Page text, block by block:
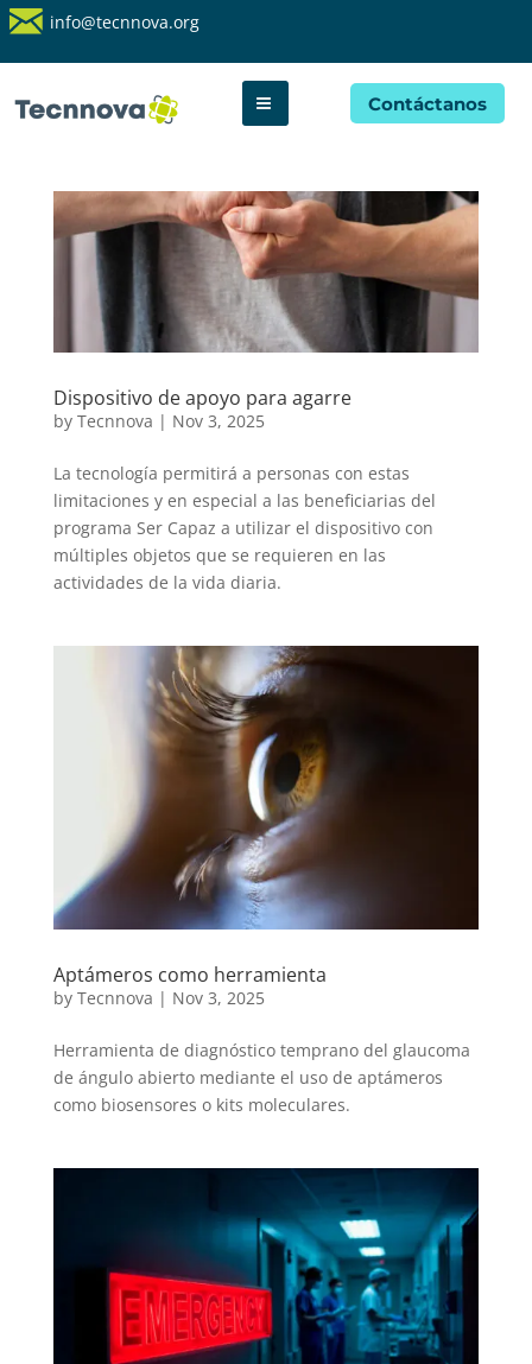
info@tecnnova.org
Contáctanos
Dispositivo de apoyo para agarre
by Tecnnova | Nov 3, 2025
La tecnología permitirá a personas con estas
limitaciones y en especial a las beneficiarias del
programa Ser Capaz a utilizar el dispositivo con
múltiples objetos que se requieren en las
actividades de la vida diaria.
Aptámeros como herramienta
by Tecnnova | Nov 3, 2025
Herramienta de diagnóstico temprano del glaucoma
de ángulo abierto mediante el uso de aptámeros
como biosensores o kits moleculares.